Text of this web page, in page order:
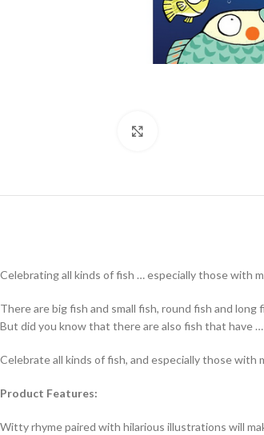
Celebrating all kinds of fish … especially those with
There are big fish and small fish, round fish and long
But did you know that there are also fish that have
Celebrate all kinds of fish, and especially those
Product Features:
Witty rhyme paired with hilarious illustrations will